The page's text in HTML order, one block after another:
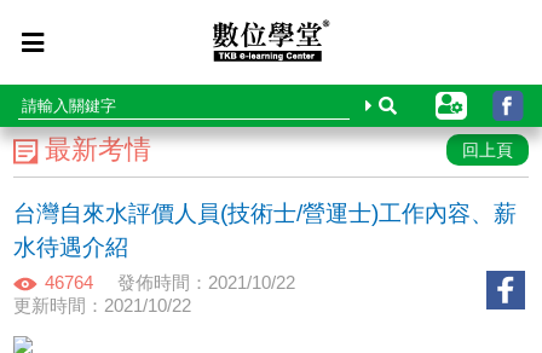
最新考情 回上頁
台灣自來水評價人員(技術士/營運士)工作內容、薪
水待遇介紹
46764
發佈時間：2021/10/22
更新時間：2021/10/22